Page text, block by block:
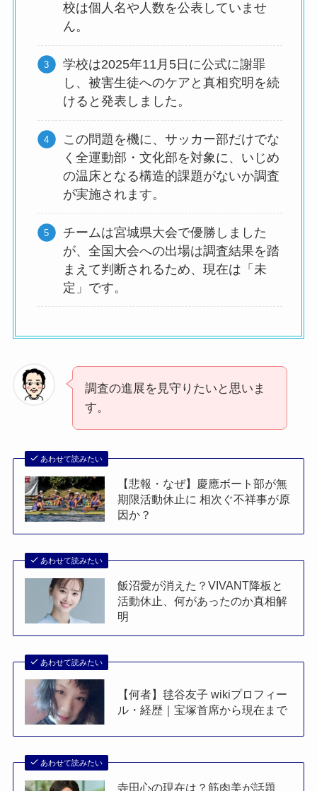
校は個人名や人数を公表していませ
ん。
学校は2025年11月5日に公式に謝罪
し、被害生徒へのケアと真相究明を続
けると発表しました。
この問題を機に、サッカー部だけでな
く全運動部・文化部を対象に、いじめ
の温床となる構造的課題がないか調査
が実施されます。
チームは宮城県大会で優勝しました
が、全国大会への出場は調査結果を踏
まえて判断されるため、現在は「未
定」です。
調査の進展を見守りたいと思いま
す。
あわせて読みたい
【悲報・なぜ】慶應ボート部が無
期限活動休止に 相次ぐ不祥事が原
因か？
あわせて読みたい
飯沼愛が消えた？VIVANT降板と
活動休止、何があったのか真相解
明
あわせて読みたい
【何者】毬谷友子 wikiプロフィー
ル・経歴｜宝塚首席から現在まで
あわせて読みたい
寺田心の現在は？筋肉美が話題